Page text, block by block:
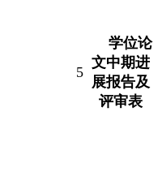
5
学位论
文中期进
展报告及
评审表